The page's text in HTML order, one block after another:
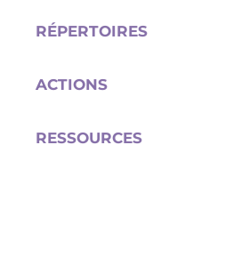
RÉPERTOIRES
ACTIONS
RESSOURCES